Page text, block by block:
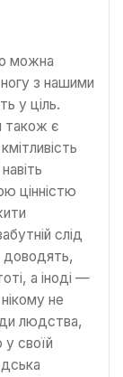
можна
з нашими
у ціль.
також є
цінністю
слід
доводять,
а іноді —
не
людства,
своїй